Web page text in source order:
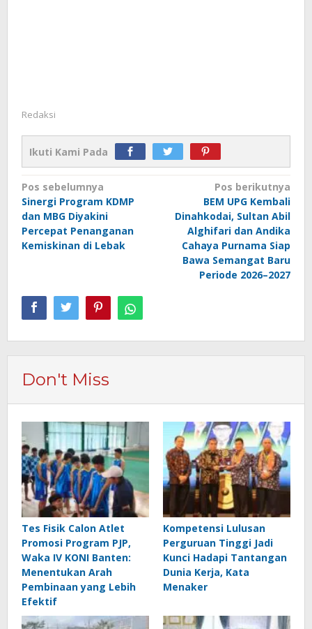
Redaksi
Ikuti Kami Pada
Navigasi
pos
Pos sebelumnya
Sinergi Program KDMP
dan MBG Diyakini
Percepat Penanganan
Kemiskinan di Lebak
Pos berikutnya
BEM UPG Kembali
Dinahkodai, Sultan Abil
Alghifari dan Andika
Cahaya Purnama Siap
Bawa Semangat Baru
Periode 2026–2027
Don't Miss
Tes Fisik Calon Atlet
Promosi Program PJP,
Waka IV KONI Banten:
Menentukan Arah
Pembinaan yang Lebih
Efektif
Kompetensi Lulusan
Perguruan Tinggi Jadi
Kunci Hadapi Tantangan
Dunia Kerja, Kata
Menaker